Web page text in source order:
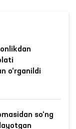
o‘rganildi
so‘ng